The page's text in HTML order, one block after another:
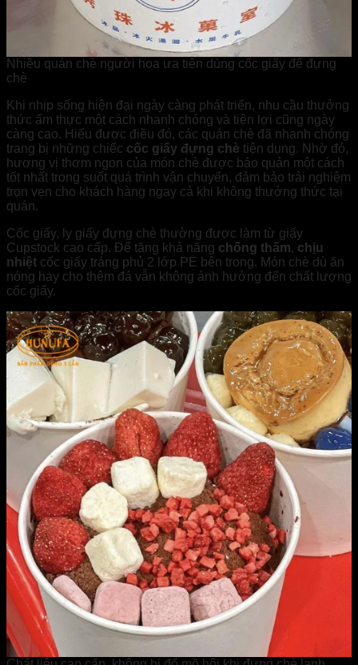
Nhiều quán chè người hoa ưa tiên dùng cốc giấy để đựng
chè
Khi nhịp sống hiện đại ngày càng phát triển, nhu cầu thưởng
thức ẩm thực một cách nhanh chóng và tiện lợi cũng ngày
càng cao. Hiểu được điều đó, các quán chè đã nhanh chóng
trang bị những chiếc cốc giấy đựng chè tiện dụng. Nhờ đó,
hương vị thơm ngon của món chè được bảo quản một cách
tốt nhất trong suốt quá trình vận chuyển, đảm bảo trải nghiệm
trọn vẹn cho khách hàng ngay cả khi không thưởng thức tại
quán.
Cốc giấy, ly giấy đựng chè thường được làm từ giấy
Cupstock cao cấp. Để tăng khả năng chống thấm, chịu
nhiệt cốc giấy tráng phủ 2 lớp PE bên trong. Món chè dù ăn
nóng hay cho thêm đá vẫn không ảnh hưởng đến chất lượng
cốc giấy.